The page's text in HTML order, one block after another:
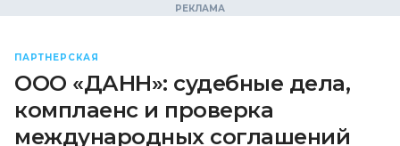
ПАРТНЕРСКАЯ
ООО «ДАНН»: судебные дела,
комплаенс и проверка
международных соглашений